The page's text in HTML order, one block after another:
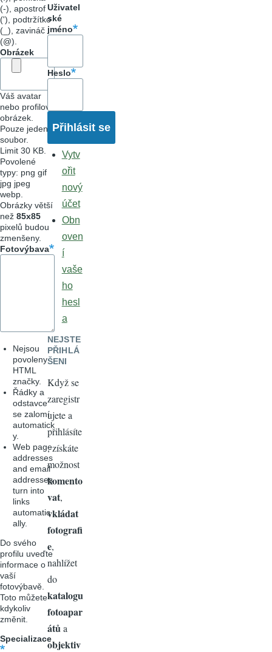
(-), apostrof
('), podtržítko
(_), zavináč
(@).
Obrázek
Váš avatar
nebo profilový
obrázek.
Pouze jeden
soubor.
Limit 30 KB.
Povolené
typy: png gif
jpg jpeg
webp.
Obrázky větší
než 85x85
pixelů budou
zmenšeny.
Fotovýbava
Nejsou
povoleny
HTML
značky.
Řádky a
odstavce
se zalomí
automatick
y.
Web page
addresses
and email
addresses
turn into
links
automatic
ally.
Do svého
profilu uveďte
informace o
vaší
fotovýbavě.
Toto můžete
kdykoliv
změnit.
Specializace
Uživatel
ské
jméno
Heslo
Vytv
ořit
nový
účet
Obn
oven
í
vaše
ho
hesl
a
NEJSTE
PŘIHLÁ
ŠENI
Když se
zaregistr
ujete a
přihlásíte
, získáte
možnost
komento
vat,
vkládat
fotografi
e,
nahlížet
do
katalogu
fotoapar
átů a
objektiv